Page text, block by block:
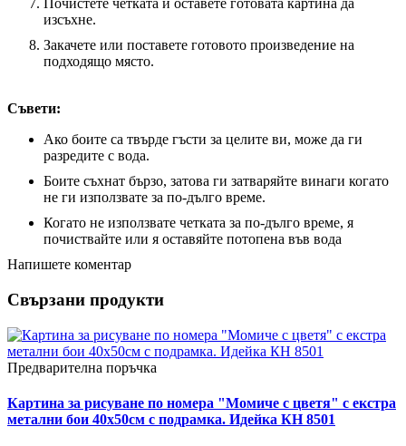
Почистете четката и оставете готовата картина да
изсъхне.
Закачете или поставете готовото произведение на
подходящо място.
Съвети:
Ако боите са твърде гъсти за целите ви, може да ги
разредите с вода.
Боите съхнат бързо, затова ги затваряйте винаги когато
не ги използвате за по-дълго време.
Когато не използвате четката за по-дълго време, я
почиствайте или я оставяйте потопена във вода
Напишете коментар
Свързани продукти
Предварителна поръчка
Картина за рисуване по номера "Момиче с цветя" с екстра
метални бои 40х50см с подрамка. Идейка КН 8501